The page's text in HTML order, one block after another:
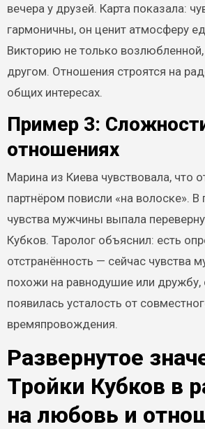
вечера у друзей. Карта показала:
гармоничны, он ценит атмосферу
Викторию не только
другом. Отношения строятся на
общих интересах.
Пример 3:
отношениях
Марина из Киева чувствовала, что
партнёром повисли «на волоске». В
чувства мужчины выпала
Кубков. Таролог объяснил: есть
отстранённость — сейчас чувства
похожи на равнодушие или дружбу,
появилась усталость от
времяпровождения.
Развернутое
Тройки Кубков в
на любовь и